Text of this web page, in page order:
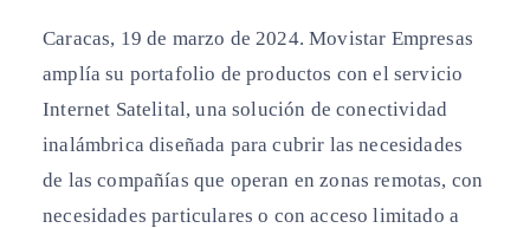
Caracas, 19 de marzo de 2024. Movistar Empresas
amplía su portafolio de productos con el servicio
Internet Satelital, una solución de conectividad
inalámbrica diseñada para cubrir las necesidades
de las compañías que operan en zonas remotas, con
necesidades particulares o con acceso limitado a